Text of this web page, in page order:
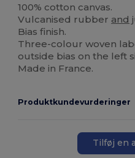
100% cotton canvas.
Vulcanised rubber and
Bias finish.
Three-colour woven
outside bias on the left
Made in France.
Produktkundevurderinger
Tilføj en